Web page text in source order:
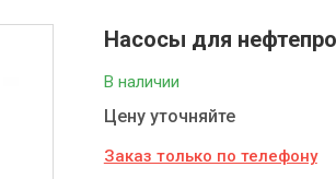
Насосы для
В наличии
Цену уточняйте
Заказ только по телефону